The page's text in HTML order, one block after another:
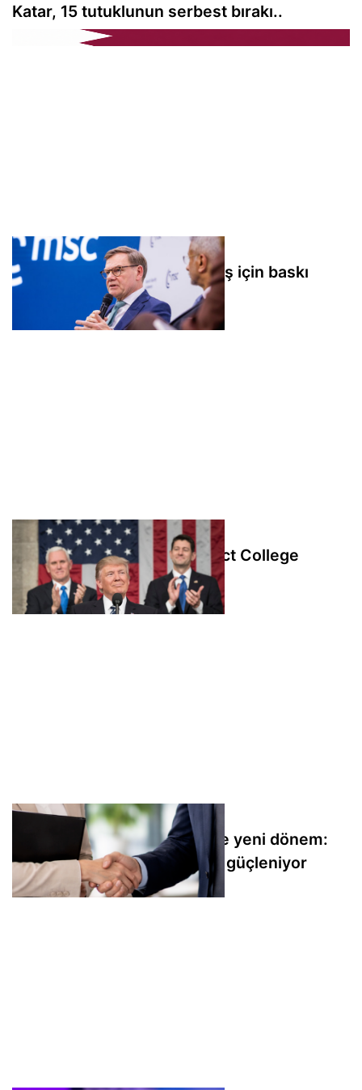
Katar, 15 tutuklunun serbest bırakı..
Wadephul’dan Rusya’ya barış için baskı
Trump'tan Senato'ya "Protect College
Sports Act" çağrısı
Kanada ile Benin ilişkilerinde yeni dönem:
Siyasi ve ekonomik iş birliği güçleniyor